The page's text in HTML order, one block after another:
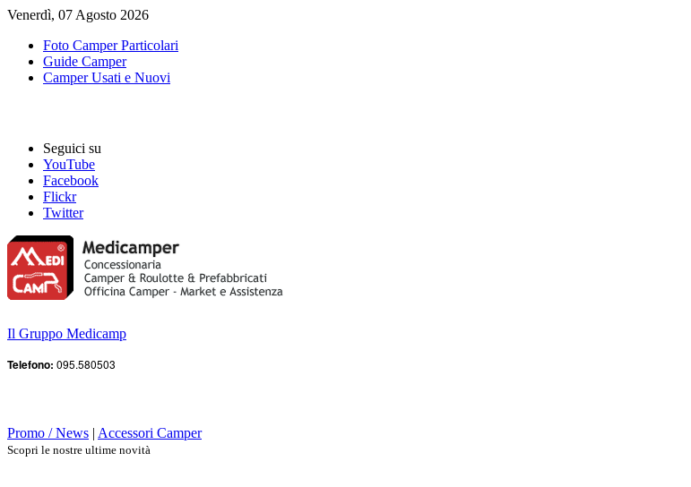
Venerdì, 07 Agosto 2026
Foto Camper Particolari
Guide Camper
Camper Usati e Nuovi
Seguici su
YouTube
Facebook
Flickr
Twitter
Il Gruppo Medicamp
Telefono: 095.580503
Promo / News | Accessori Camper
Scopri le nostre ultime novità